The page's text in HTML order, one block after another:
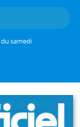
du samedi